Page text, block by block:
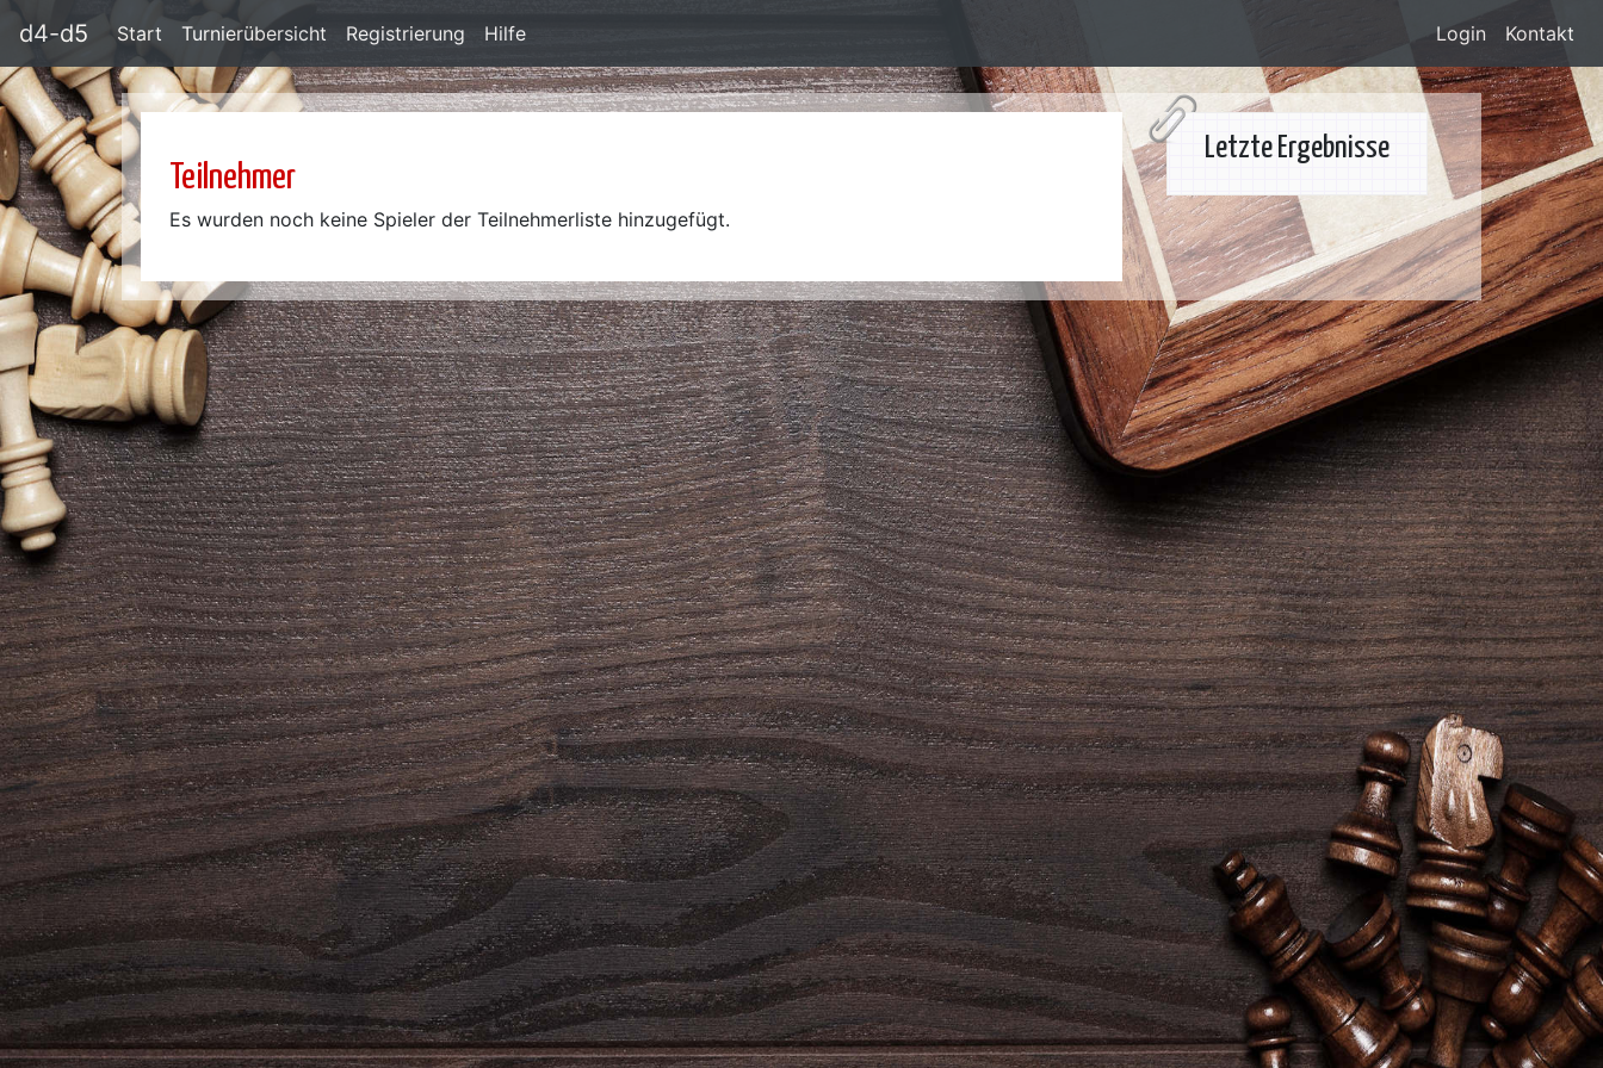
d4-d5 Start Turnierübersicht Registrierung Hilfe Login Kontakt
Teilnehmer
Es wurden noch keine Spieler der Teilnehmerliste hinzugefügt.
Letzte Ergebnisse